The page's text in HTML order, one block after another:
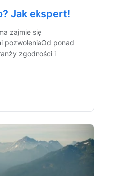
Jak ekspert!
zajmie się
pozwoleniaOd ponad
zgodności i